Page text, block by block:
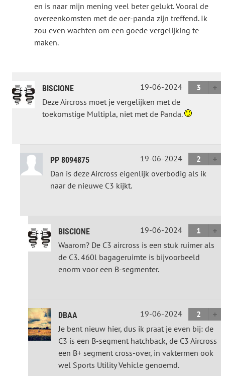
en is naar mijn mening veel beter gelukt. Vooral de
overeenkomsten met de oer-panda zijn treffend. Ik
zou even wachten om een goede vergelijking te
maken.
BISCIONE 19-06-2024
3
Deze Aircross moet je vergelijken met de
toekomstige Multipla, niet met de Panda.
PP 8094875 19-06-2024
2
Dan is deze Aircross eigenlijk overbodig als ik
naar de nieuwe C3 kijkt.
BISCIONE 19-06-2024
1
Waarom? De C3 aircross is een stuk ruimer als
de C3. 460l bagageruimte is bijvoorbeeld
enorm voor een B-segmenter.
DBAA 19-06-2024
2
Je bent nieuw hier, dus ik praat je even bij: de
C3 is een B-segment hatchback, de C3 Aircross
een B+ segment cross-over, in vaktermen ook
wel Sports Utility Vehicle genoemd.